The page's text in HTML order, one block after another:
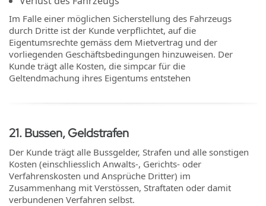
Im Falle einer möglichen Sicherstellung des Fahrzeugs
durch Dritte ist der Kunde verpflichtet, auf die
Eigentumsrechte gemäss dem Mietvertrag und der
vorliegenden Geschäftsbedingungen hinzuweisen. Der
Kunde trägt alle Kosten, die simpcar für die
Geltendmachung ihres Eigentums entstehen
21.Bussen, Geldstrafen
Der Kunde trägt alle Bussgelder, Strafen und alle sonstigen
Kosten (einschliesslich Anwalts-, Gerichts- oder
Verfahrenskosten und Ansprüche Dritter) im
Zusammenhang mit Verstössen, Straftaten oder damit
verbundenen Verfahren selbst.